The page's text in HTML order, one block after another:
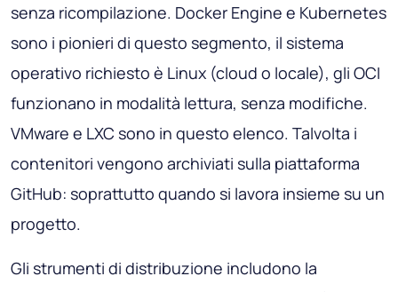
senza ricompilazione. Docker Engine e Kubernetes
sono i pionieri di questo segmento, il sistema
operativo richiesto è Linux (cloud o locale), gli OCI
funzionano in modalità lettura, senza modifiche.
VMware e LXC sono in questo elenco. Talvolta i
contenitori vengono archiviati sulla piattaforma
GitHub: soprattutto quando si lavora insieme su un
progetto.
Gli strumenti di distribuzione includono la